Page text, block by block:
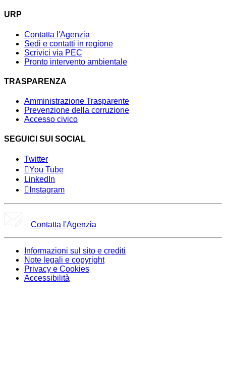
URP
Contatta l'Agenzia
Sedi e contatti in regione
Scrivici via PEC
Pronto intervento ambientale
TRASPARENZA
Amministrazione Trasparente
Prevenzione della corruzione
Accesso civico
SEGUICI SUI SOCIAL
Twitter
You Tube
LinkedIn
Instagram
Contatta l'Agenzia
Informazioni sul sito e crediti
Note legali e copyright
Privacy e Cookies
Accessibilità